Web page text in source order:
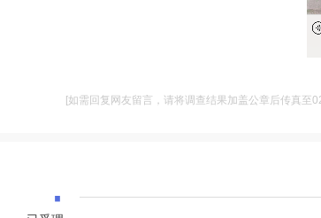
[如需回复网友留言，请将调查结果加盖公章后传真
·